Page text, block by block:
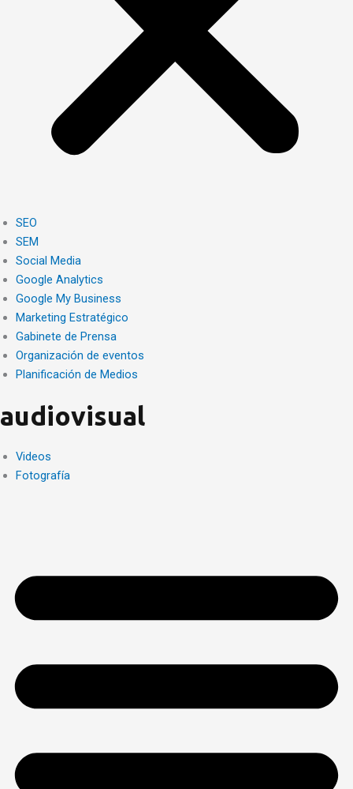
SEO
SEM
Social Media
Google Analytics
Google My Business
Marketing Estratégico
Gabinete de Prensa
Organización de eventos
Planificación de Medios
audiovisual
Videos
Fotografía